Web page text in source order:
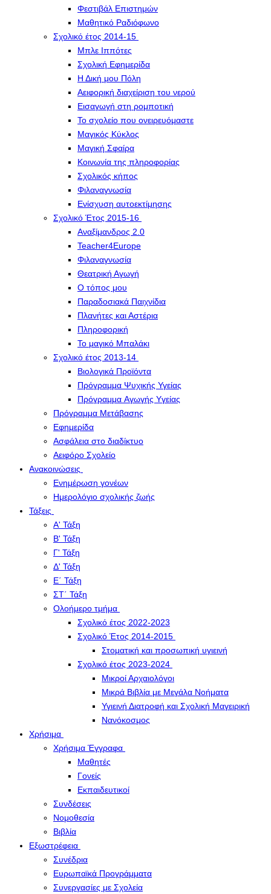
Φεστιβάλ Επιστημών
Μαθητικό Ραδιόφωνο
Σχολικό έτος 2014-15
Μπλε Ιππότες
Σχολική Εφημερίδα
Η Δική μου Πόλη
Αειφορική διαχείριση του νερού
Εισαγωγή στη ρομποτική
Το σχολείο που ονειρευόμαστε
Μαγικός Κύκλος
Μαγική Σφαίρα
Kοινωνία της πληροφορίας
Σχολικός κήπος
Φιλαναγνωσία
Eνίσχυση αυτοεκτίμησης
Σχολικό Έτος 2015-16
Αναξίμανδρος 2.0
Teacher4Europe
Φιλαναγνωσία
Θεατρική Αγωγή
Ο τόπος μου
Παραδοσιακά Παιχνίδια
Πλανήτες και Αστέρια
Πληροφορική
Το μαγικό Μπαλάκι
Σχολικό έτος 2013-14
Βιολογικά Προϊόντα
Πρόγραμμα Ψυχικής Υγείας
Πρόγραμμα Aγωγής Yγείας
Πρόγραμμα Μετάβασης
Εφημερίδα
Ασφάλεια στο διαδίκτυο
Αειφόρο Σχολείο
Ανακοινώσεις
Ενημέρωση γονέων
Ημερολόγιο σχολικής ζωής
Τάξεις
Α' Τάξη
Β' Τάξη
Γ' Τάξη
Δ' Τάξη
Ε΄ Τάξη
ΣΤ΄ Τάξη
Ολοήμερο τμήμα
Σχολικό έτος 2022-2023
Σχολικό Έτος 2014-2015
Στοματική και προσωπική υγιεινή
Σχολικό έτος 2023-2024
Μικροί Αρχαιολόγοι
Μικρά Βιβλία με Μεγάλα Νοήματα
Υγιεινή Διατροφή και Σχολική Μαγειρική
Νανόκοσμος
Χρήσιμα
Χρήσιμα Έγγραφα
Μαθητές
Γονείς
Εκπαιδευτικοί
Συνδέσεις
Νομοθεσία
Βιβλία
Εξωστρέφεια
Συνέδρια
Ευρωπαϊκά Προγράμματα
Συνεργασίες με Σχολεία